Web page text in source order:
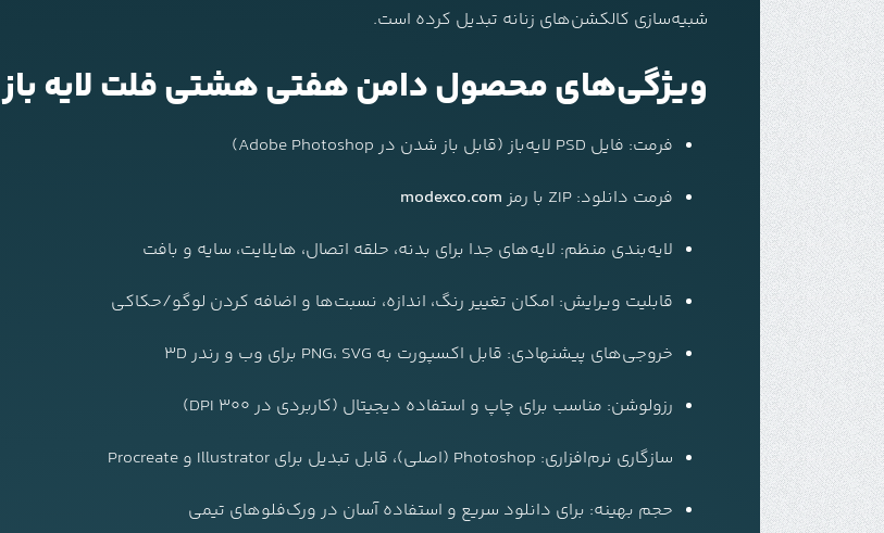
شبیه‌سازی کالکشن‌های زنانه تبدیل کرده است.
ویژگی‌های محصول دامن هفتی هشتی فلت لایه باز F02TP002N004
فرمت: فایل PSD لایه‌باز (قابل باز شدن در Adobe Photoshop)
فرمت دانلود:
modexco.com
لایه‌بندی منظم: لایه‌های جدا برای بدنه، حلقه اتصال، هایلایت، سایه و بافت
قابلیت ویرایش: امکان تغییر رنگ، اندازه، نسبت‌ها و اضافه کردن لوگو/حکاکی
خروجی‌های پیشنهادی: قابل اکسپورت به PNG، SVG برای وب و رندر 3D
رزولوشن: مناسب برای چاپ و استفاده دیجیتال (کاربردی در 300 DPI)
سازگاری نرم‌افزاری: Photoshop (اصلی)، قابل تبدیل برای Illustrator و Procreate
حجم بهینه: برای دانلود سریع و استفاده آسان در ورک‌فلوهای تیمی